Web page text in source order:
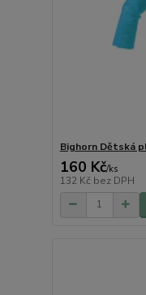
Bighorn Dětská
160 Kč/ks
132 Kč bez DPH